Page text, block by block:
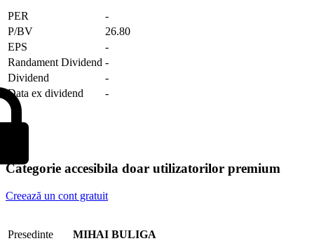
PER
-
P/BV
26.80
EPS
-
Randament Dividend -
Dividend
-
Data ex dividend
-
Categorie accesibila doar utilizatorilor premium
Creează un cont gratuit
Presedinte
MIHAI BULIGA